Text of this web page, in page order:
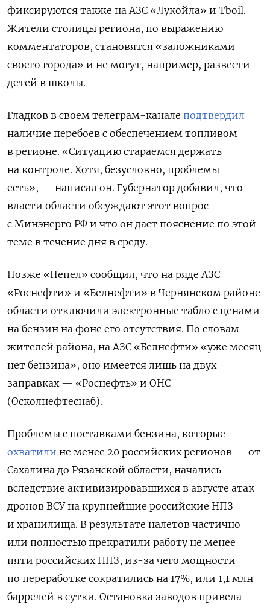
фиксируются также на АЗС «Лукойла» и Tboil.
Жители столицы региона, по выражению
комментаторов, становятся «заложниками
своего города» и не могут, например, развести
детей в школы.
Гладков в своем телеграм-канале подтвердил
наличие перебоев с обеспечением топливом
в регионе. «Ситуацию стараемся держать
на контроле. Хотя, безусловно, проблемы
есть», — написал он. Губернатор добавил, что
власти области обсуждают этот вопрос
с Минэнерго РФ и что он даст пояснение по этой
теме в течение дня в среду.
Позже «Пепел» сообщил, что на ряде АЗС
«Роснефти» и «Белнефти» в Чернянском районе
области отключили электронные табло с ценами
на бензин на фоне его отсутствия. По словам
жителей района, на АЗС «Белнефти» «уже месяц
нет бензина», оно имеется лишь на двух
заправках — «Роснефть» и ОНС
(Осколнефтеснаб).
Проблемы с поставками бензина, которые
охватили не менее 20 российских регионов — от
Сахалина до Рязанской области, начались
вследствие активизировавшихся в августе атак
дронов ВСУ на крупнейшие российские НПЗ
и хранилища. В результате налетов частично
или полностью прекратили работу не менее
пяти российских НПЗ, из-за чего мощности
по переработке сократились на 17%, или 1,1 млн
баррелей в сутки. Остановка заводов привела